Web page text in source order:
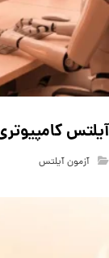
آیلتس
آزمون آیلتس